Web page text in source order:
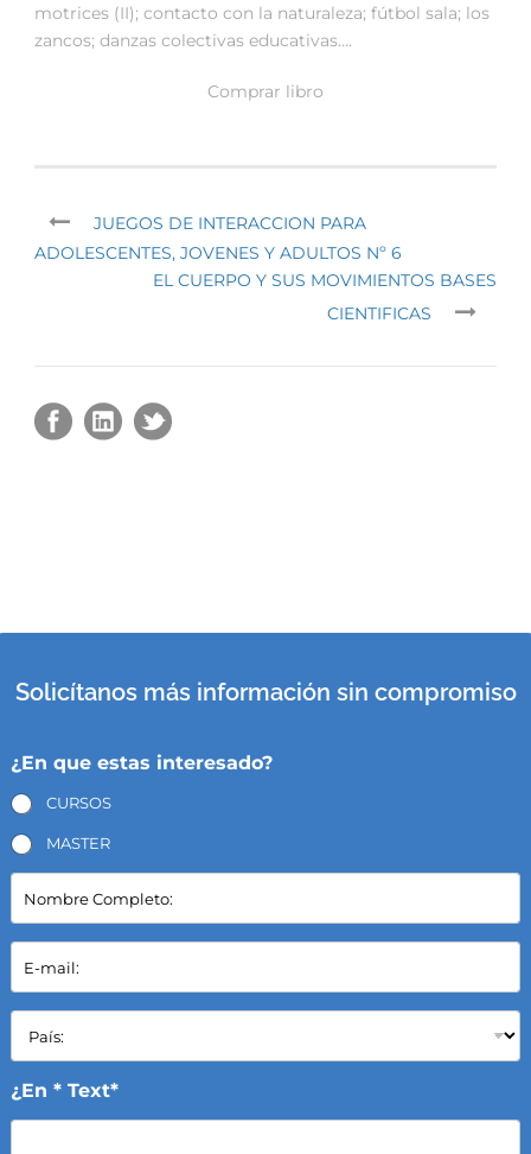
motrices (II); contacto con la naturaleza; fútbol sala; los
zancos; danzas colectivas educativas….
Comprar libro
JUEGOS DE INTERACCION PARA
ADOLESCENTES, JOVENES Y ADULTOS Nº 6
EL CUERPO Y SUS MOVIMIENTOS BASES
CIENTIFICAS
Solicítanos más información sin compromiso
¿En que estas interesado?
CURSOS
MASTER
N
m
b
e
C
m
p
l
e
E
m
a
l
*
P
í
s
¿En * Text*